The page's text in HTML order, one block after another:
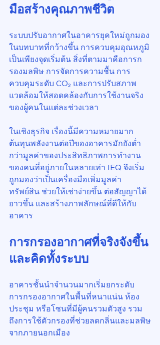
มือสร้างคุณภาพชีวิต
ระบบปรับอากาศในอาคารยุคใหม่ถูกมอง
ในบทบาทที่กว้างขึ้น การควบคุมอุณหภูมิ
เป็นเพียงจุดเริ่มต้น สิ่งที่ตามมาคือการก
รองมลพิษ การจัดการความชื้น การ
ควบคุมระดับ CO₂ และการปรับสภาพ
แวดล้อมให้สอดคล้องกับการใช้งานจริง
ของผู้คนในแต่ละช่วงเวลา
ในเชิงธุรกิจ เรื่องนี้มีความหมายมาก
ต้นทุนพลังงานต่อปีของอาคารมักยังต่ำ
กว่ามูลค่าของประสิทธิภาพการทำงาน
ของคนที่อยู่ภายในหลายเท่า IEQ จึงเริ่ม
ถูกมองว่าเป็นเครื่องมือเพิ่มมูลค่า
ทรัพย์สิน ช่วยให้เช่าง่ายขึ้น ต่อสัญญาได้
ยาวขึ้น และสร้างภาพลักษณ์ที่ดีให้กับ
อาคาร
การกรองอากาศที่จริงจังขึ้น
และคิดทั้งระบบ
อาคารชั้นนำจำนวนมากเริ่มยกระดับ
การกรองอากาศในพื้นที่หนาแน่น ห้อง
ประชุม หรือโซนที่มีผู้คนรวมตัวสูง รวม
ถึงการใช้ตัวกรองที่ช่วยลดกลิ่นและมลพิษ
จากภายนอกเมือง